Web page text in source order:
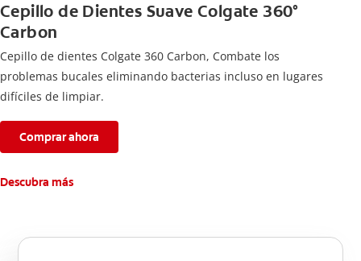
Cepillo de Dientes Suave Colgate 360°
Carbon
Cepillo de dientes Colgate 360 ​​Carbon, Combate los
problemas bucales eliminando bacterias incluso en lugares
difíciles de limpiar.
Comprar ahora
Descubra más